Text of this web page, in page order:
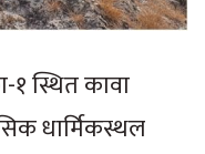
१ स्थित कावा
धार्मिकस्थल